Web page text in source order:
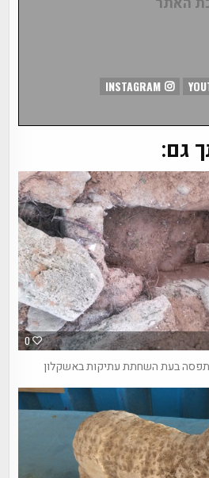
INSTAGRAM
גם:
0
בעת השחתת עתיקות באשקלון